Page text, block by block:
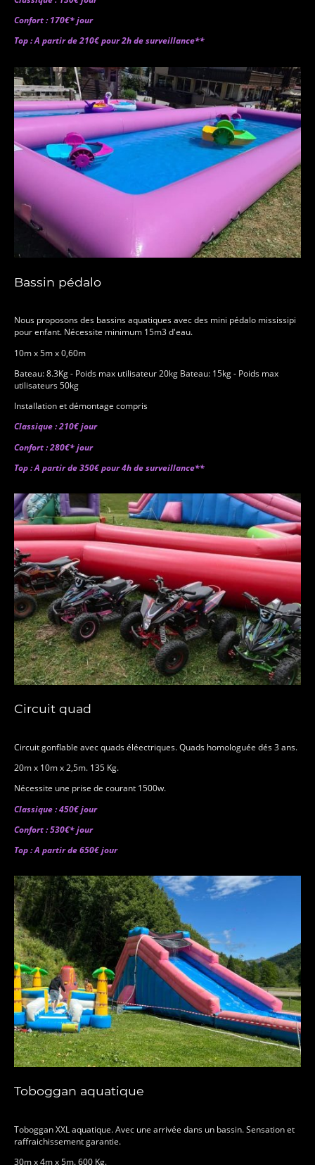
Confort : 170€* jour
Top : A partir de 210€ pour 2h de surveillance**
Bassin pédalo
Nous proposons des bassins aquatiques avec des mini pédalo mississipi
pour enfant. Nécessite minimum 15m3 d'eau.
10m x 5m x 0,60m
Bateau: 8.3Kg - Poids max utilisateur 20kg Bateau: 15kg - Poids max
utilisateurs 50kg
Installation et démontage compris
Classique : 210€ jour
Confort : 280€* jour
Top : A partir de 350€ pour 4h de surveillance**
Circuit quad
Circuit gonflable avec quads éléectriques. Quads homologuée dés 3 ans.
20m x 10m x 2,5m. 135 Kg.
Nécessite une prise de courant 1500w.
Classique : 450€ jour
Confort : 530€* jour
Top : A partir de 650€ jour
Toboggan aquatique
Toboggan XXL aquatique. Avec une arrivée dans un bassin. Sensation et
raffraichissement garantie.
30m x 4m x 5m. 600 Kg.